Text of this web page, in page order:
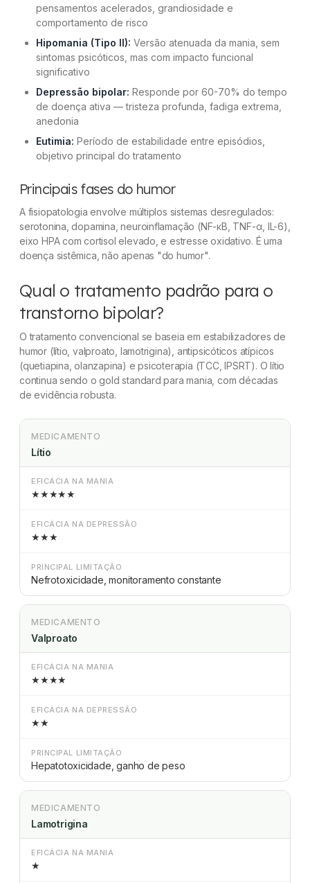
Dúvidas frequentes
pensamentos acelerados, grandiosidade e
comportamento de risco
Hipomania (Tipo II): Versão atenuada da mania, sem
sintomas psicóticos, mas com impacto funcional
significativo
Depressão bipolar: Responde por 60-70% do tempo
de doença ativa — tristeza profunda, fadiga extrema,
anedonia
Eutimia: Período de estabilidade entre episódios,
objetivo principal do tratamento
Principais fases do humor
A fisiopatologia envolve múltiplos sistemas desregulados:
serotonina, dopamina, neuroinflamação (NF-κB, TNF-α, IL-6),
eixo HPA com cortisol elevado, e estresse oxidativo. É uma
doença sistêmica, não apenas "do humor".
Qual o tratamento padrão para o
transtorno bipolar?
O tratamento convencional se baseia em estabilizadores de
humor (lítio, valproato, lamotrigina), antipsicóticos atípicos
(quetiapina, olanzapina) e psicoterapia (TCC, IPSRT). O lítio
continua sendo o gold standard para mania, com décadas
de evidência robusta.
MEDICAMENTO
Lítio
EFICÁCIA NA MANIA
★★★★★
EFICÁCIA NA DEPRESSÃO
★★★
PRINCIPAL LIMITAÇÃO
Nefrotoxicidade, monitoramento constante
MEDICAMENTO
Valproato
EFICÁCIA NA MANIA
★★★★
EFICÁCIA NA DEPRESSÃO
★★
PRINCIPAL LIMITAÇÃO
Hepatotoxicidade, ganho de peso
MEDICAMENTO
Lamotrigina
EFICÁCIA NA MANIA
★